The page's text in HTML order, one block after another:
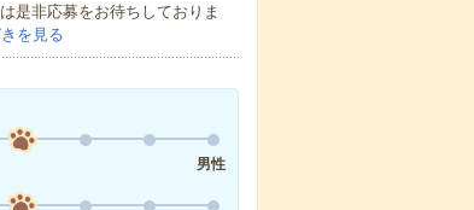
是非応募をお待ちしておりま
を見る
男性